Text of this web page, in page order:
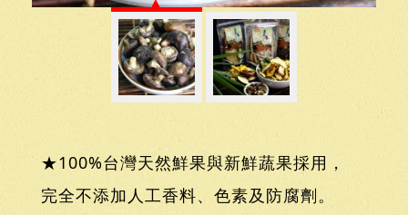
★100%台灣天然鮮果與新鮮蔬果採用，
完全不添加人工香料、色素及防腐劑。